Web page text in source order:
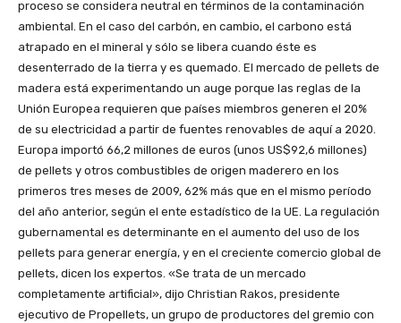
proceso se considera neutral en términos de la contaminación
ambiental. En el caso del carbón, en cambio, el carbono está
atrapado en el mineral y sólo se libera cuando éste es
desenterrado de la tierra y es quemado. El mercado de pellets de
madera está experimentando un auge porque las reglas de la
Unión Europea requieren que países miembros generen el 20%
de su electricidad a partir de fuentes renovables de aquí a 2020.
Europa importó 66,2 millones de euros (unos US$92,6 millones)
de pellets y otros combustibles de origen maderero en los
primeros tres meses de 2009, 62% más que en el mismo período
del año anterior, según el ente estadístico de la UE. La regulación
gubernamental es determinante en el aumento del uso de los
pellets para generar energía, y en el creciente comercio global de
pellets, dicen los expertos. «Se trata de un mercado
completamente artificial», dijo Christian Rakos, presidente
ejecutivo de Propellets, un grupo de productores del gremio con